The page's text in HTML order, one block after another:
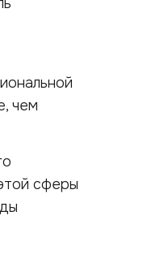
чем
сферы